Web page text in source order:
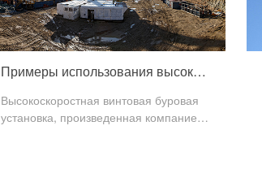
Примеры использования высокоскоростных винтовых буровых установок skyse
Высокоскоростная винтовая буровая
установка, произведенная компанией